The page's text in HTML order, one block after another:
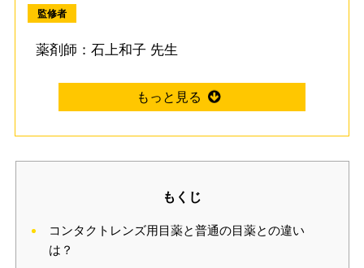
監修者
薬剤師：石上和子 先生
もくじ
コンタクトレンズ用目薬と普通の目薬との違い
は？